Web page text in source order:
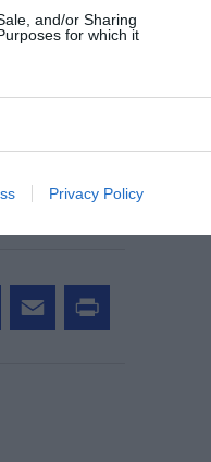
and/or Sharing
for which it
Privacy Policy